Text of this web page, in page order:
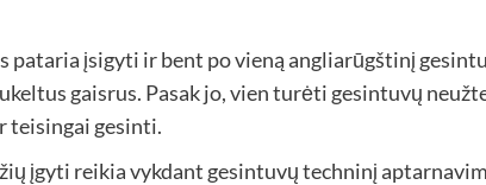
pataria įsigyti ir bent po vieną angliarūgštinį
gaisrus. Pasak jo, vien turėti gesintuvų
teisingai gesinti.
įgyti reikia vykdant gesintuvų techninį